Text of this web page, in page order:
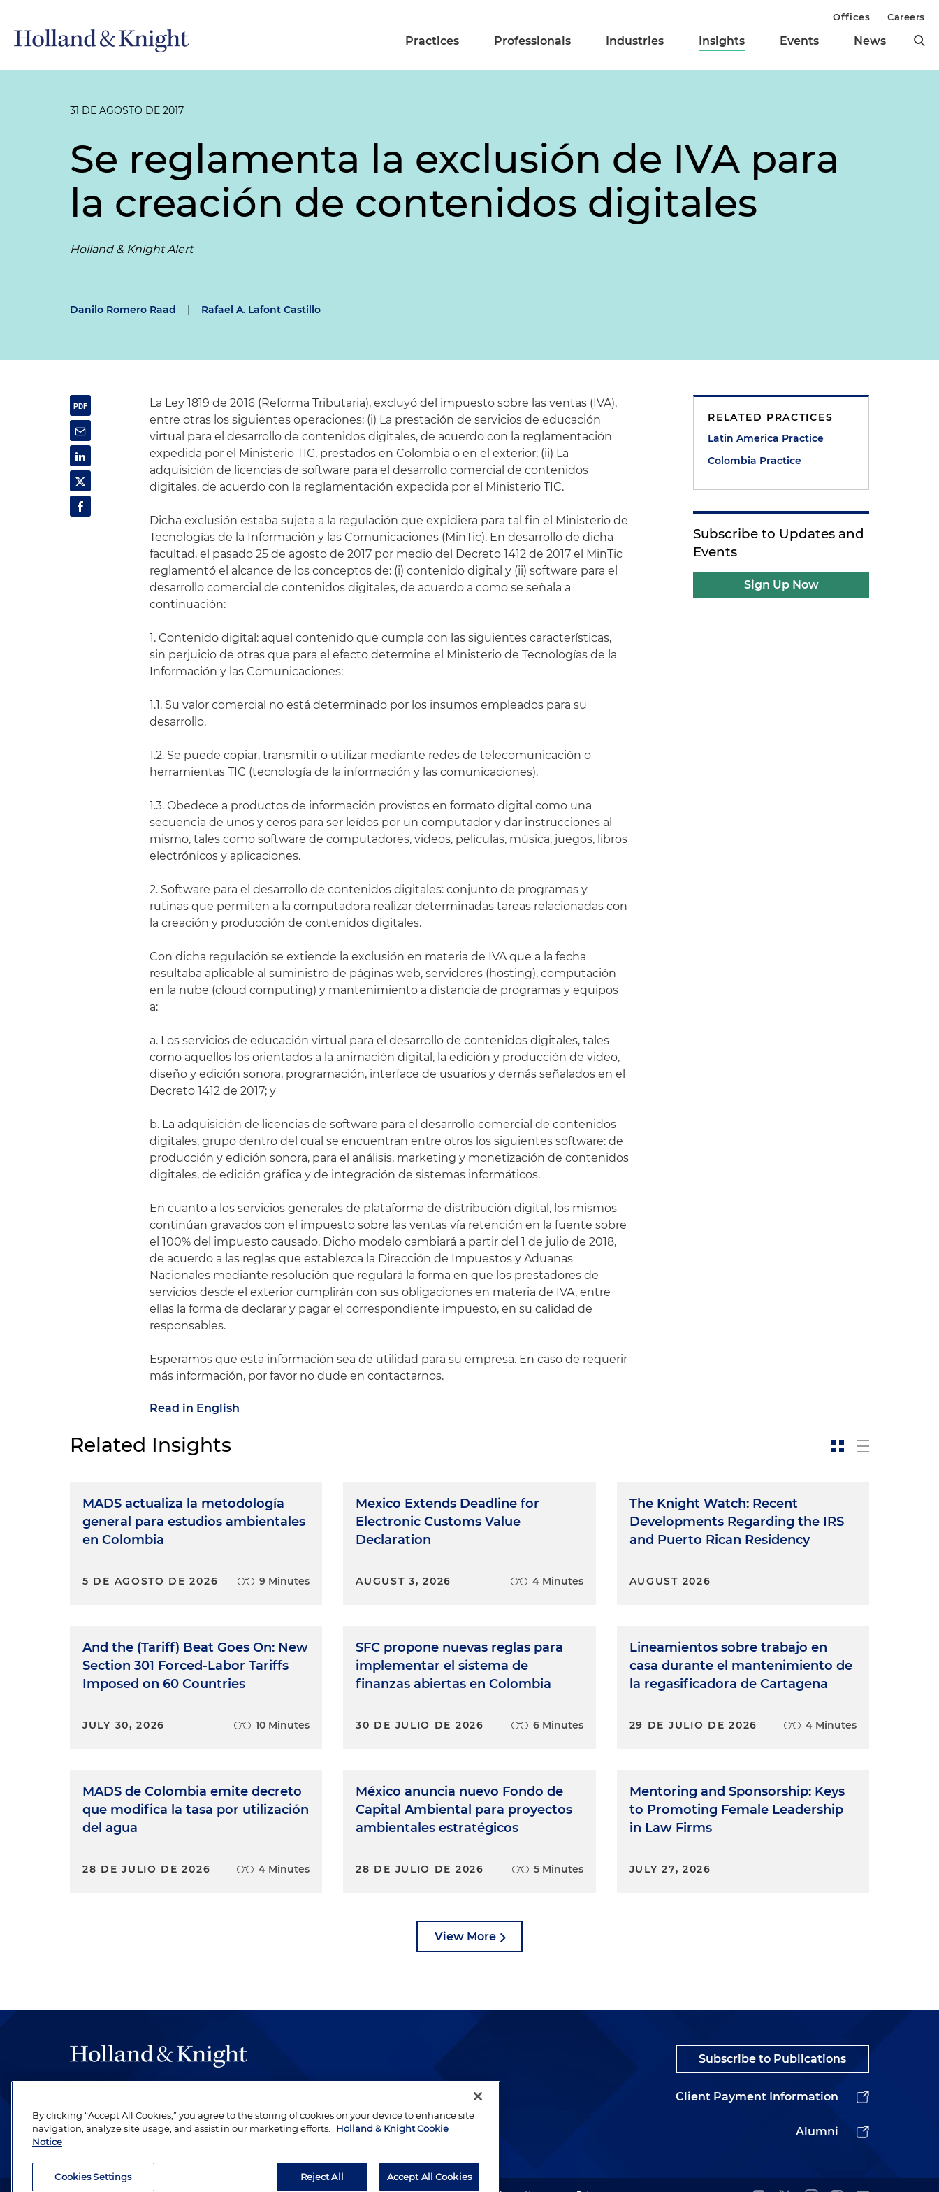
Practices Professionals Industries Insights Events News
Offices Careers
31 DE AGOSTO DE 2017
Se reglamenta la exclusión de IVA para
la creación de contenidos digitales
Holland & Knight Alert
Danilo Romero Raad | Rafael A. Lafont Castillo
La Ley 1819 de 2016 (Reforma Tributaria), excluyó del impuesto sobre las ventas (IVA),
entre otras los siguientes operaciones: (i) La prestación de servicios de educación
virtual para el desarrollo de contenidos digitales, de acuerdo con la reglamentación
expedida por el Ministerio TIC, prestados en Colombia o en el exterior; (ii) La
adquisición de licencias de software para el desarrollo comercial de contenidos
digitales, de acuerdo con la reglamentación expedida por el Ministerio TIC.
Dicha exclusión estaba sujeta a la regulación que expidiera para tal fin el Ministerio de
Tecnologías de la Información y las Comunicaciones (MinTic). En desarrollo de dicha
facultad, el pasado 25 de agosto de 2017 por medio del Decreto 1412 de 2017 el MinTic
reglamentó el alcance de los conceptos de: (i) contenido digital y (ii) software para el
desarrollo comercial de contenidos digitales, de acuerdo a como se señala a
continuación:
1. Contenido digital: aquel contenido que cumpla con las siguientes características,
sin perjuicio de otras que para el efecto determine el Ministerio de Tecnologías de la
Información y las Comunicaciones:
1.1. Su valor comercial no está determinado por los insumos empleados para su
desarrollo.
1.2. Se puede copiar, transmitir o utilizar mediante redes de telecomunicación o
herramientas TIC (tecnología de la información y las comunicaciones).
1.3. Obedece a productos de información provistos en formato digital como una
secuencia de unos y ceros para ser leídos por un computador y dar instrucciones al
mismo, tales como software de computadores, videos, películas, música, juegos, libros
electrónicos y aplicaciones.
2. Software para el desarrollo de contenidos digitales: conjunto de programas y
rutinas que permiten a la computadora realizar determinadas tareas relacionadas con
la creación y producción de contenidos digitales.
Con dicha regulación se extiende la exclusión en materia de IVA que a la fecha
resultaba aplicable al suministro de páginas web, servidores (hosting), computación
en la nube (cloud computing) y mantenimiento a distancia de programas y equipos
a:
a. Los servicios de educación virtual para el desarrollo de contenidos digitales, tales
como aquellos los orientados a la animación digital, la edición y producción de video,
diseño y edición sonora, programación, interface de usuarios y demás señalados en el
Decreto 1412 de 2017; y
b. La adquisición de licencias de software para el desarrollo comercial de contenidos
digitales, grupo dentro del cual se encuentran entre otros los siguientes software: de
producción y edición sonora, para el análisis, marketing y monetización de contenidos
digitales, de edición gráfica y de integración de sistemas informáticos.
En cuanto a los servicios generales de plataforma de distribución digital, los mismos
continúan gravados con el impuesto sobre las ventas vía retención en la fuente sobre
el 100% del impuesto causado. Dicho modelo cambiará a partir del 1 de julio de 2018,
de acuerdo a las reglas que establezca la Dirección de Impuestos y Aduanas
Nacionales mediante resolución que regulará la forma en que los prestadores de
servicios desde el exterior cumplirán con sus obligaciones en materia de IVA, entre
ellas la forma de declarar y pagar el correspondiente impuesto, en su calidad de
responsables.
Esperamos que esta información sea de utilidad para su empresa. En caso de requerir
más información, por favor no dude en contactarnos.
Read in English
RELATED PRACTICES
Latin America Practice
Colombia Practice
Subscribe to Updates and
Events
Sign Up Now
Related Insights
MADS actualiza la metodología
general para estudios ambientales
en Colombia
5 DE AGOSTO DE 2026 9 Minutes
And the (Tariff) Beat Goes On: New
Section 301 Forced-Labor Tariffs
Imposed on 60 Countries
JULY 30, 2026 10 Minutes
MADS de Colombia emite decreto
que modifica la tasa por utilización
del agua
28 DE JULIO DE 2026 4 Minutes
Mexico Extends Deadline for
Electronic Customs Value
Declaration
AUGUST 3, 2026 4 Minutes
SFC propone nuevas reglas para
implementar el sistema de
finanzas abiertas en Colombia
30 DE JULIO DE 2026 6 Minutes
México anuncia nuevo Fondo de
Capital Ambiental para proyectos
ambientales estratégicos
28 DE JULIO DE 2026 5 Minutes
The Knight Watch: Recent
Developments Regarding the IRS
and Puerto Rican Residency
AUGUST 2026
Lineamientos sobre trabajo en
casa durante el mantenimiento de
la regasificadora de Cartagena
29 DE JULIO DE 2026 4 Minutes
Mentoring and Sponsorship: Keys
to Promoting Female Leadership
in Law Firms
JULY 27, 2026
View More
be legal work of the highest quality, performed by well-prepared lawyers who
revere their profession and are devoted to their clients.
Subscribe to Publications
Client Payment Information
Alumni
By clicking “Accept All Cookies,” you agree to the storing of cookies on your device to enhance site
navigation, analyze site usage, and assist in our marketing efforts.
Holland & Knight Cookie
Notice
Cookies Settings Reject All Accept All Cookies